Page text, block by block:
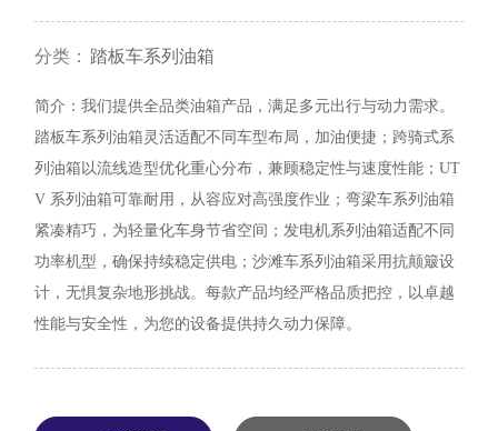
分类： 踏板车系列油箱
简介：我们提供全品类油箱产品，满足多元出行与动力需求。
踏板车系列油箱灵活适配不同车型布局，加油便捷；跨骑式系
列油箱以流线造型优化重心分布，兼顾稳定性与速度性能；UT
V 系列油箱可靠耐用，从容应对高强度作业；弯梁车系列油箱
紧凑精巧，为轻量化车身节省空间；发电机系列油箱适配不同
功率机型，确保持续稳定供电；沙滩车系列油箱采用抗颠簸设
计，无惧复杂地形挑战。每款产品均经严格品质把控，以卓越
性能与安全性，为您的设备提供持久动力保障。